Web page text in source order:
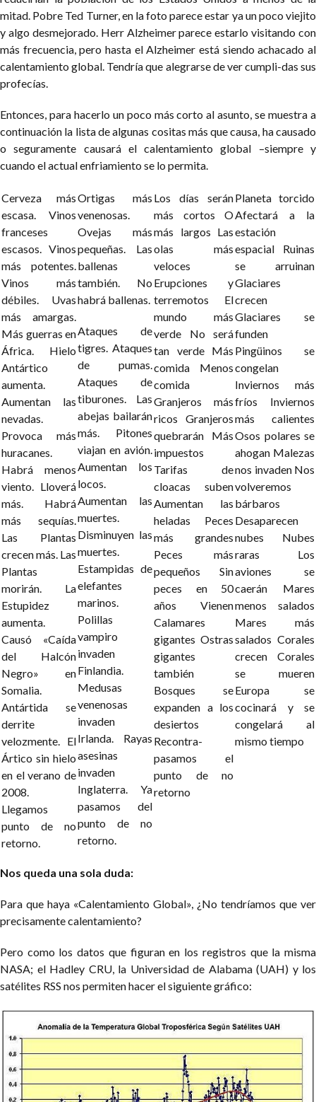
mitad. Pobre Ted Turner, en la foto parece estar ya un poco viejito
y algo desmejorado. Herr Alzheimer parece estarlo visitando con
más frecuencia, pero hasta el Alzheimer está siendo achacado al
calentamiento global. Tendría que alegrarse de ver cumpli-das sus
profecías.
Entonces, para hacerlo un poco más corto al asunto, se muestra a
continuación la lista de algunas cositas más que causa, ha causado
o seguramente causará el calentamiento global –siempre y
cuando el actual enfriamiento se lo permita.
Cerveza más
escasa. Vinos
franceses
escasos. Vinos
más potentes.
Vinos más
débiles. Uvas
más amargas.
Más guerras en
África. Hielo
Antártico
aumenta.
Aumentan las
nevadas.
Provoca más
huracanes.
Habrá menos
viento. Lloverá
más. Habrá
más sequías.
Las Plantas
crecen más. Las
Plantas
morirán. La
Estupidez
aumenta.
Causó «Caída
del Halcón
Negro» en
Somalia.
Antártida se
derrite
velozmente. El
Ártico sin hielo
en el verano de
2008.
Llegamos
punto de no
retorno.
Ortigas más
venenosas.
Ovejas más
pequeñas. Las
ballenas
también. No
habrá ballenas.
Ataques de
tigres. Ataques
de pumas.
Ataques de
tiburones. Las
abejas bailarán
más. Pitones
viajan en avión.
Aumentan los
locos.
Aumentan las
muertes.
Disminuyen las
muertes.
Estampidas de
elefantes
marinos.
Polillas
vampiro
invaden
Finlandia.
Medusas
venenosas
invaden
Irlanda. Rayas
asesinas
invaden
Inglaterra. Ya
pasamos del
punto de no
retorno.
Los días serán
más cortos O
más largos Las
olas más
veloces
Erupciones y
terremotos El
mundo más
verde No será
tan verdeMás
comida Menos
comida
Granjeros más
ricos Granjeros
quebrarán Más
impuestos
Tarifas de
cloacas suben
Aumentan las
heladas Peces
más grandes
Peces más
pequeños Sin
peces en 50
años Vienen
Calamares
gigantes Ostras
gigantes
también
Bosques se
expanden alos
desiertos
Recontra-
pasamos el
punto de no
retorno
Planeta torcido
Afectará a la
estación
espacial Ruinas
se arruinan
Glaciares
crecen
Glaciares se
funden
Pingüinos se
congelan
Inviernos más
fríos Inviernos
más calientes
Osos polares se
ahogan Malezas
nos invadenNos
volveremos
bárbaros
Desaparecen
nubes Nubes
raras Los
aviones se
caerán Mares
menos salados
Mares más
salados Corales
crecen Corales
se mueren
Europa se
cocinará y se
congelará al
mismo tiempo
Nos queda una sola duda:
Para que haya «Calentamiento Global», ¿No tendríamos que ver
precisamente calentamiento?
Pero como los datos que figuran en los registros que la misma
NASA; el Hadley CRU, la Universidad de Alabama (UAH) y los
satélites RSS nos permiten hacer el siguiente gráfico: